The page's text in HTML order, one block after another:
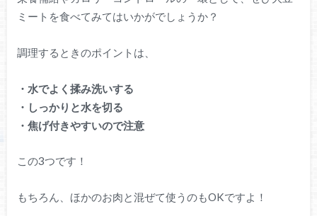
ミートを食べてみてはいかがでしょうか？
調理するときのポイントは、
・水でよく揉み洗いする
・しっかりと水を切る
・焦げ付きやすいので注意
この3つです！
もちろん、ほかのお肉と混ぜて使うのもOKですよ！